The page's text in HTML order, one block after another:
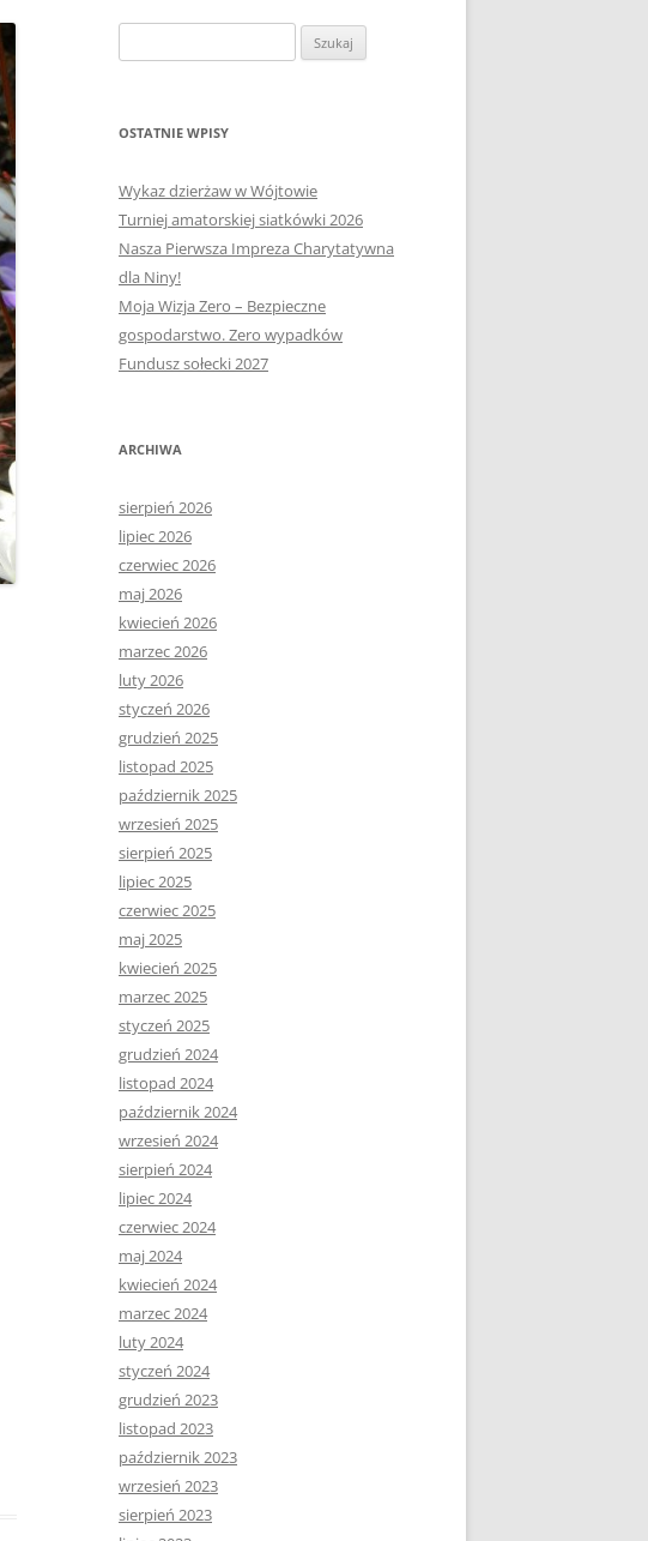
E-MAPA BARCZEWA
SOŁECTWO NIKIELKOWO
OSTATNIE WPISY
Wykaz dzierżaw w Wójtowie
Turniej amatorskiej siatkówki 2026
Nasza Pierwsza Impreza Charytatywna
dla Niny!
Moja Wizja Zero – Bezpieczne
gospodarstwo. Zero wypadków
Fundusz sołecki 2027
ARCHIWA
sierpień 2026
lipiec 2026
czerwiec 2026
maj 2026
kwiecień 2026
marzec 2026
luty 2026
styczeń 2026
grudzień 2025
listopad 2025
październik 2025
wrzesień 2025
sierpień 2025
lipiec 2025
czerwiec 2025
maj 2025
kwiecień 2025
marzec 2025
styczeń 2025
grudzień 2024
listopad 2024
październik 2024
wrzesień 2024
sierpień 2024
lipiec 2024
czerwiec 2024
maj 2024
kwiecień 2024
marzec 2024
luty 2024
styczeń 2024
grudzień 2023
listopad 2023
październik 2023
wrzesień 2023
sierpień 2023